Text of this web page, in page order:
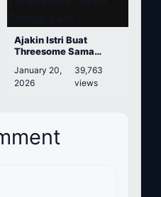
Ajakin Istri Buat
Threesome Sama
January 20,
2026
39,763
views